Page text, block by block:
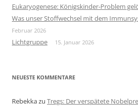
Eukaryogenese: Königskinder-Problem
Was unser Stoffwechsel mit dem
Februar 2026
Lichtgruppe 15. Januar 2026
NEUESTE KOMMENTARE
Rebekkazu Tregs: Der verspätete